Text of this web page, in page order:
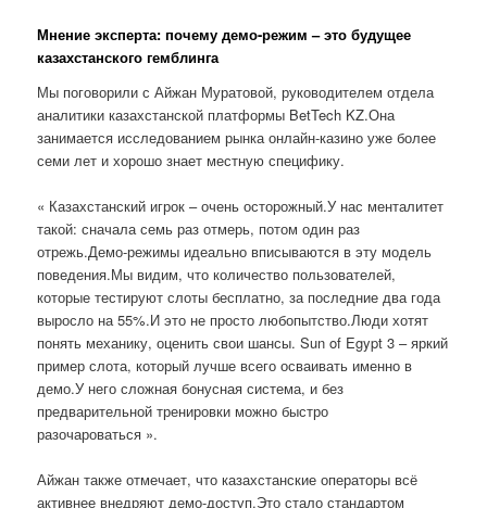
Мнение эксперта: почему демо-режим – это будущее
казахстанского гемблинга
Мы поговорили с Айжан Муратовой, руководителем отдела
аналитики казахстанской платформы BetTech KZ.Она
занимается исследованием рынка онлайн-казино уже более
семи лет и хорошо знает местную специфику.
« Казахстанский игрок – очень осторожный.У нас менталитет
такой: сначала семь раз отмерь, потом один раз
отрежь.Демо-режимы идеально вписываются в эту модель
поведения.Мы видим, что количество пользователей,
которые тестируют слоты бесплатно, за последние два года
выросло на 55%.И это не просто любопытство.Люди хотят
понять механику, оценить свои шансы. Sun of Egypt 3 – яркий
пример слота, который лучше всего осваивать именно в
демо.У него сложная бонусная система, и без
предварительной тренировки можно быстро
разочароваться ».
Айжан также отмечает, что казахстанские операторы всё
активнее внедряют демо-доступ.Это стало стандартом